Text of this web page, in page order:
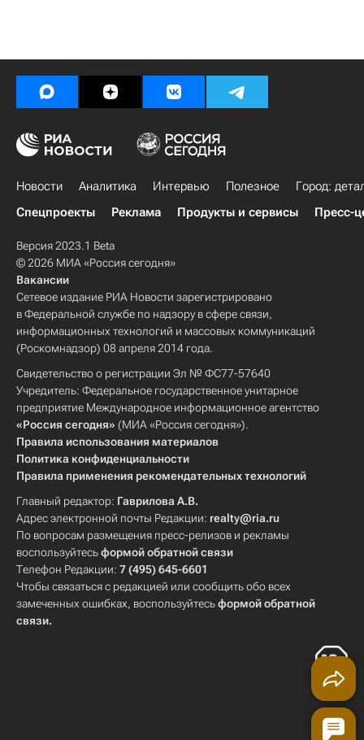
Новости Аналитика Интервью Полезное
Город:
Спецпроекты
Реклама Продукты и сервисы Пресс-
Версия 2023.1 Beta
© 2026 МИА «Россия сегодня»
Вакансии
Сетевое издание РИА Новости зарегистрировано
в Федеральной службе по надзору в сфере связи,
информационных технологий и массовых коммуникаций
(Роскомнадзор) 08 апреля 2014 года.
Свидетельство о регистрации Эл № ФС77-57640
Учредитель: Федеральное государственное унитарное
предприятие Международное информационное агентство
«Россия сегодня» (МИА «Россия сегодня»).
Правила использования материалов
Политика конфиденциальности
Правила применения рекомендательных технологий
Главный редактор: Гаврилова А.В.
Адрес электронной почты Редакции: realty@ria.ru
По вопросам размещения пресс-релизов и рекламы
воспользуйтесьформой обратной связи
Телефон Редакции: 7 (495) 645-6601
Чтобы связаться с редакцией или сообщить обо всех
замеченных ошибках, воспользуйтесьформой обратной
связи.